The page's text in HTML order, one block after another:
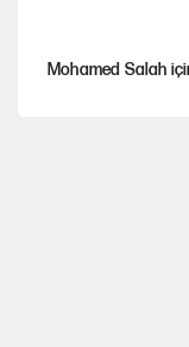
Mohamed Salah